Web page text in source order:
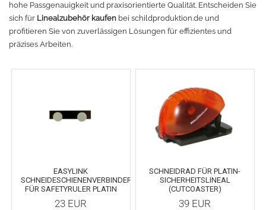
Stickmaschinen
3D-Drucker
Oracal 970 Matt
Oracal 970RA
Oracal 975
Übersicht
Mimaki
Mutoh
Summagraphic
Laserzubehör
Taschen
Tüten
Ausrüstung und Kleidung
Marken
hohe Passgenauigkeit und praxisorientierte Qualität. Entscheiden Sie
sich für Linealzubehör kaufen bei schildproduktion.de und
profitieren Sie von zuverlässigen Lösungen für effizientes und
präzises Arbeiten.
EASYLINK
SCHNEIDESCHIENENVERBINDER
FÜR SAFETYRULER PLATIN
23 EUR
SCHNEIDRAD FÜR PLATIN-
SICHERHEITSLINEAL
(CUTCOASTER)
39 EUR